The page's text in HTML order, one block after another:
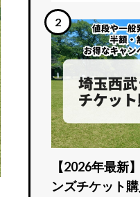
【2026年最新
ンズチケット